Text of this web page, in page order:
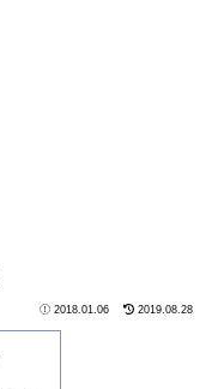
2018.01.06 2019.08.28